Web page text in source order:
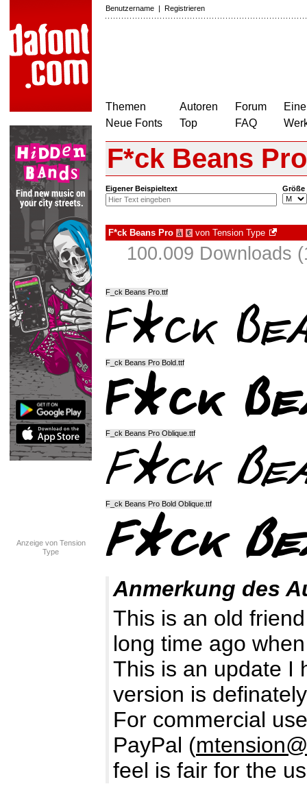
Benutzername | Registrieren
Themen
Neue Fonts
Autoren
Top
Forum
FAQ
Anzeige von Tension
Type
F*ck Beans Pro
Eigener Beispieltext Größe
F*ck Beans Pro à € von Tension Type
100.009 Downloads
F_ck Beans Pro.ttf
F_ck Beans Pro Bold.ttf
F_ck Beans Pro Oblique.ttf
F_ck Beans Pro Bold Oblique.ttf
Anmerkung des
This is an old
long time ago
This is an update I
version is
For commercial
PayPal (
feel is fair for the